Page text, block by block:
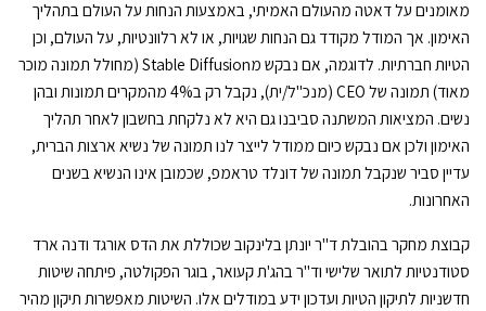
מאומנים על דאטה מהעולם האמיתי, באמצעות הנחות על העולם בתהליך
האימון. אך המודל מקודד גם הנחות שגויות, או לא רלוונטיות, על העולם, וכן
הטיות חברתיות. לדוגמה, אם נבקש מStable Diffusion (מחולל תמונה מוכר
מאוד) תמונה של CEO
(מנכ"ל/ית), נקבל רק ב4% מהמקרים תמונות ובהן
נשים. המציאות המשתנה סביבנו גם היא לא נלקחת בחשבון לאחר תהליך
האימון ולכן אם נבקש כיום ממודל לייצר לנו תמונה של נשיא ארצות הברית,
עדיין סביר שנקבל תמונה של דונלד טראמפ, שכמובן אינו הנשיא בשנים
האחרונות.
קבוצת מחקר בהובלת ד"ר יונתן בלינקוב שכוללת את הדס אורגד ודנה ארד
סטודנטיות לתואר שלישי וד"ר בהג'ת קעואר, בוגר הפקולטה, פיתחה שיטות
חדשניות לתיקון הטיות ועדכון ידע במודלים אלו. השיטות מאפשרות תיקון מהיר